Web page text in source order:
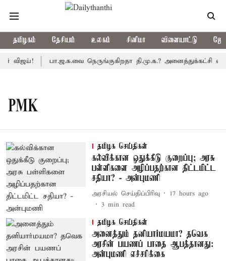
தமிழகம் தேசியம் உலகம் சினிமா விளையாட்டு
விஜய்! பா.ஜ.க.வை நெருங்குகிறதா தி.மு.க.? அனைத்துக்கட்சி
PMK
தமிழக செய்திகள்
கல்விக்கான ஒதுக்கீடு குறைப்பு; அரசு
பள்ளிகளை அழிப்பதற்கான திட்டமிட்ட
சதியா? - அன்புமணி
அரசியல் செய்திப்பிரிவு
17 hours ago
3 min read
தமிழக செய்திகள்
அனைத்தும் தனியார்மயமா? தவெக
அரசின் பயணப் பாதை ஆபத்தானது:
அன்புமணி எச்சரிக்கை